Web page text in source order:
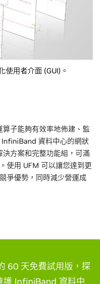
子能夠有效率地佈建、監
資料中心的網狀
方案和完整功能組，可滿
使用 UFM 可以讓您達到更
爭優勢，同時減少營運成
使用者介面 (GUI)。
60 天免費試用版，探
護 InfiniBand 資料中